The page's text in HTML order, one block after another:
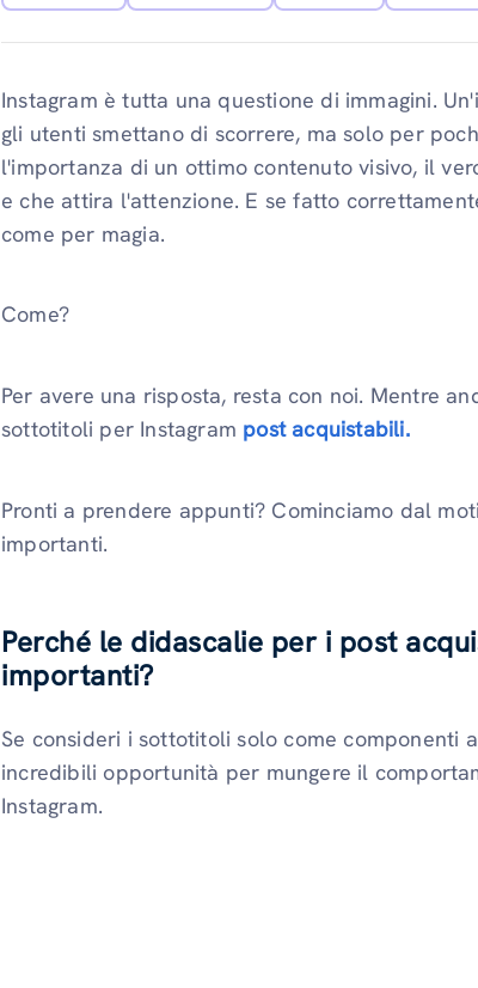
Instagram è tutta una questione di immagini.
gli utenti smettano di scorrere, ma solo per
l'importanza di un ottimo contenuto visivo, il
e che attira l'attenzione. E se fatto
come per magia.
Come?
Per avere una risposta, resta con noi. Mentre
sottotitoli per Instagram post acquistabili.
Pronti a prendere appunti? Cominciamo dal
importanti.
Perché le didascalie per i post
importanti?
Se consideri i sottotitoli solo come componenti
incredibili opportunità per mungere il
Instagram.